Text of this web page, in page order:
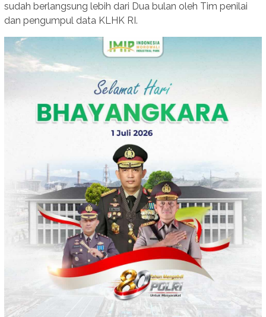
sudah berlangsung lebih dari Dua bulan oleh Tim penilai
dan pengumpul data KLHK RI.